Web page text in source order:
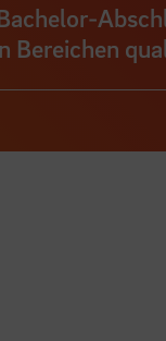
Bereichen